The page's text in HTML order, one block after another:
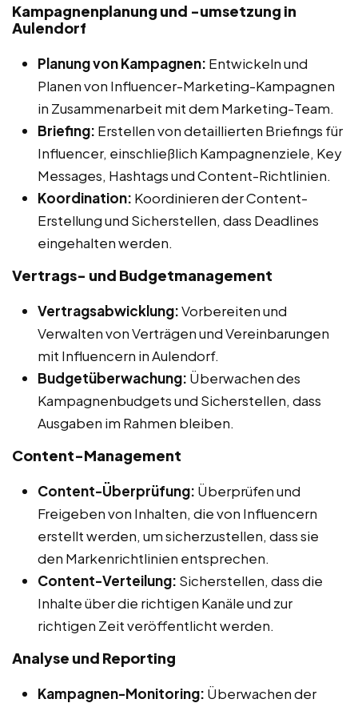
Kampagnenplanung und -umsetzung in
Aulendorf
Planung von Kampagnen: Entwickeln und
Planen von Influencer-Marketing-Kampagnen
in Zusammenarbeit mit dem Marketing-Team.
Briefing: Erstellen von detaillierten Briefings für
Influencer, einschließlich Kampagnenziele, Key
Messages, Hashtags und Content-Richtlinien.
Koordination: Koordinieren der Content-
Erstellung und Sicherstellen, dass Deadlines
eingehalten werden.
Vertrags- und Budgetmanagement
Vertragsabwicklung:Vorbereiten und
Verwalten von Verträgen und Vereinbarungen
mit Influencern in Aulendorf.
Budgetüberwachung: Überwachen des
Kampagnenbudgets und Sicherstellen, dass
Ausgaben im Rahmen bleiben.
Content-Management
Content-Überprüfung: Überprüfen und
Freigeben von Inhalten, die von Influencern
erstellt werden, um sicherzustellen, dass sie
den Markenrichtlinien entsprechen.
Content-Verteilung: Sicherstellen, dass die
Inhalte über die richtigen Kanäle und zur
richtigen Zeit veröffentlicht werden.
Analyse und Reporting
Kampagnen-Monitoring: Überwachen der